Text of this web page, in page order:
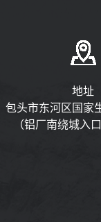
地址
包头市东河区国家
（铝厂南绕城入